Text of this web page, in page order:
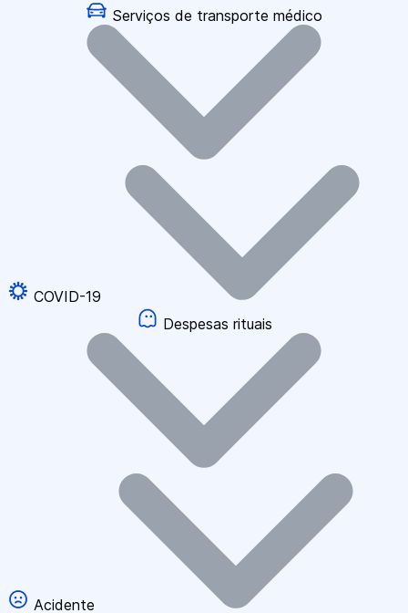
Serviços de transporte médico
COVID-19
Despesas rituais
Acidente